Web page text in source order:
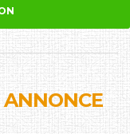
ANNONCE